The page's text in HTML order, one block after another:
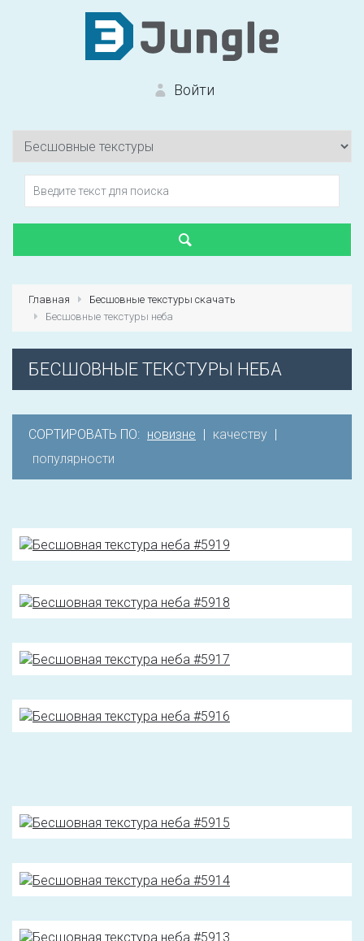
Войти
Вход на сайт
Первый раз?
Главная
Бесшовные текстуры скачать
Бесшовные текстуры неба
БЕСШОВНЫЕ ТЕКСТУРЫ НЕБА
СОРТИРОВАТЬ ПО: новизне | качеству |
популярности